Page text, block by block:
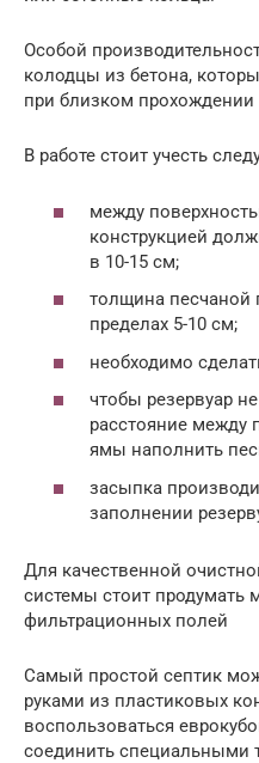
Особой
колодцы из бетона,
при близком прохождении
В работе стоит учесть
между
конструкцией
в 10-15 см;
толщина песчаной
пределах 5-10 см;
необходимо
чтобы резервуар
расстояние между
ямы наполнить
засыпка
заполнении
Для качественной
системы стоит продумать
фильтрационных полей
Самый простой септик
руками из пластиковых
воспользоваться
соединить специальными